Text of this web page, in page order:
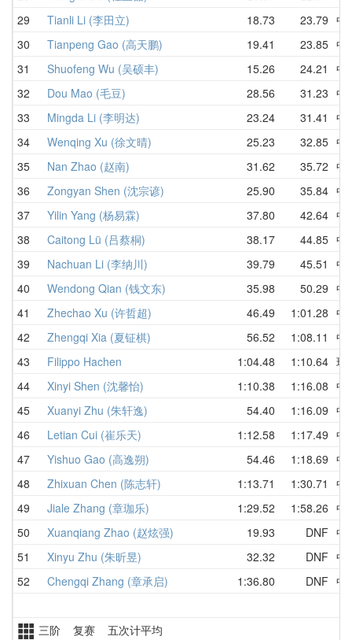
29
Tianli Li (李田立) 18.73 23.79 中
30
Tianpeng Gao (高天鹏) 19.41 23.85 中
31
Shuofeng Wu (吴硕丰) 15.26 24.21
中
32
Dou Mao (毛豆) 28.56 31.23 中
33
Mingda Li (李明达) 23.24 31.41
中
34
Wenqing Xu (徐文晴) 25.23 32.85 中
35
Nan Zhao (赵南) 31.62 35.72 中
36
Zongyan Shen (沈宗谚) 25.90 35.84 中
37
Yilin Yang (杨易霖) 37.80 42.64 中
38
Caitong Lü (吕蔡桐) 38.17 44.85 中
39
Nachuan Li (李纳川) 39.79 45.51
中
40
Wendong Qian (钱文东) 35.98 50.29 中
41
Zhechao Xu (许哲超) 46.49 1:01.28 中
42
Zhengqi Xia (夏钲棋) 56.52 1:08.11
中
43
Filippo Hachen 1:04.48 1:10.64 瑞
44
Xinyi Shen (沈馨怡) 1:10.38 1:16.08 中
45
Xuanyi Zhu (朱轩逸) 54.40 1:16.09 中
46
Letian Cui (崔乐天) 1:12.58 1:17.49 中
47
Yishuo Gao (高逸朔) 54.46 1:18.69 中
48
Zhixuan Chen (陈志轩) 1:13.71 1:30.71
中
49
Jiale Zhang (章珈乐) 1:29.52 1:58.26 中
50
Xuanqiang Zhao (赵炫强) 19.93 DNF 中
51
Xinyu Zhu (朱昕昱) 32.32 DNF 中
52
Chengqi Zhang (章承启) 1:36.80 DNF 中
三阶 复赛 五次计平均